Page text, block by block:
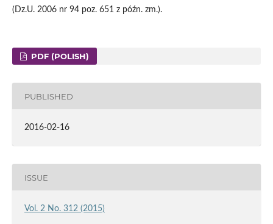
(Dz.U. 2006 nr 94 poz. 651 z późn. zm.).
PDF (POLISH)
PUBLISHED
2016-02-16
ISSUE
Vol. 2 No. 312 (2015)